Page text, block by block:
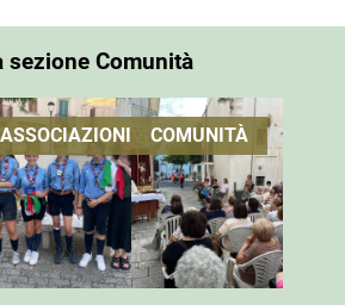
Comunità
ASSOCIAZIONI COMUNITÀ